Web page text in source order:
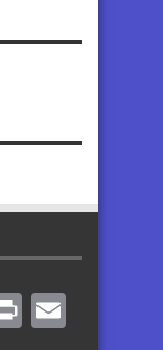
Print